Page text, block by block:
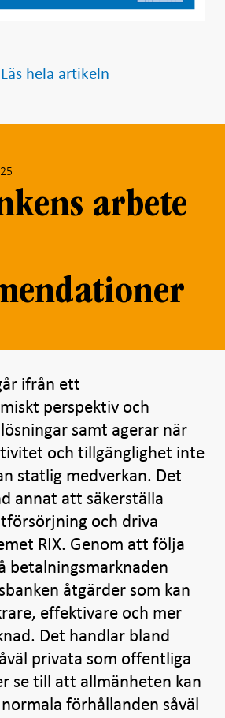
hela artikeln
arbete
ifrån ett
perspektiv och
samt agerar när
och tillgänglighet inte
statlig medverkan. Det
annat att säkerställa
och driva
RIX. Genom att följa
betalningsmarknaden
åtgärder som kan
effektivare och mer
Det handlar bland
privata som offentliga
se till att allmänheten kan
förhållanden såväl